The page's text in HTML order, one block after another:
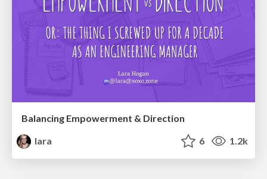
Balancing Empowerment & Direction
lara
6 1.2k